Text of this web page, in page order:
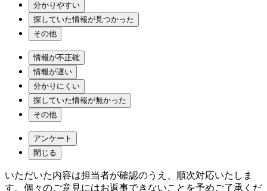
分かりやすい
探していた情報が見つかった
その他
情報が不正確
情報が遅い
分かりにくい
探していた情報が無かった
その他
アンケート
閉じる
いただいた内容は担当者が確認のうえ、順次対応いたしま
す。個々のご意見にはお返事できないことを予めご了承くだ